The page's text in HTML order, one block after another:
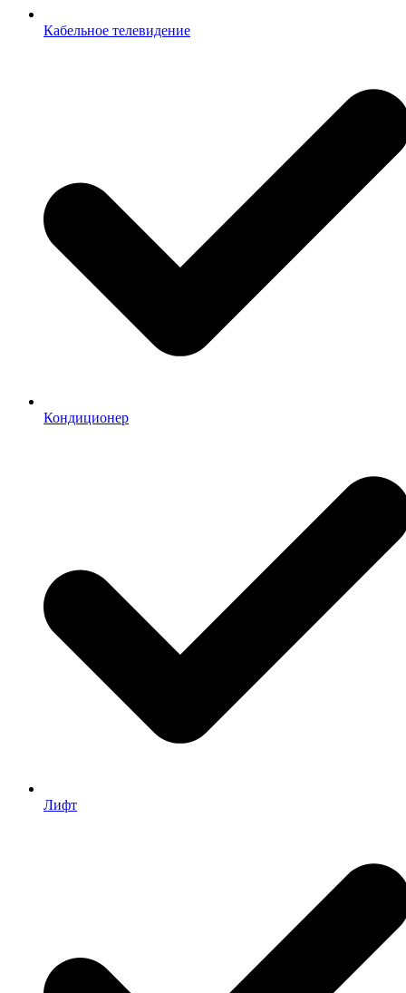
Кабельное телевидение
Кондиционер
Лифт